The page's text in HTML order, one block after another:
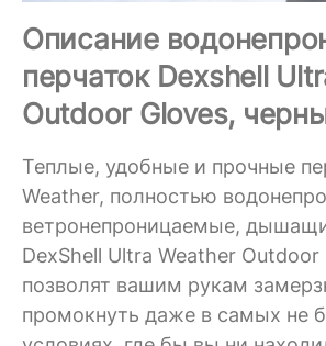
Описание
перчаток Dexshell
Outdoor Gloves,
Теплые, удобные и прочные
Weather, полностью
ветронепроницаемые,
DexShell Ultra Weather Outdoor
позволят вашим рукам
промокнуть даже в самых не